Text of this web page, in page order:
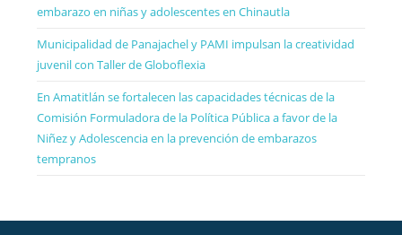
embarazo en niñas y adolescentes en Chinautla
Municipalidad de Panajachel y PAMI impulsan la creatividad
juvenil con Taller de Globoflexia
En Amatitlán se fortalecen las capacidades técnicas de la
Comisión Formuladora de la Política Pública a favor de la
Niñez y Adolescencia en la prevención de embarazos
tempranos